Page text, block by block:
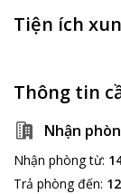
Tiện ích
Thông tin
Nhận
Nhận phòng từ:
Trả phòng đến: